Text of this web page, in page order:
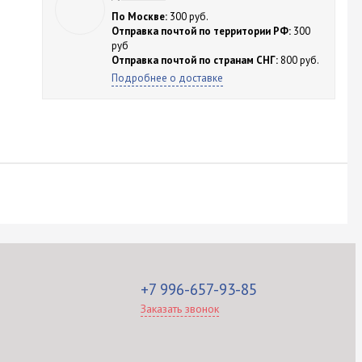
По Москве:300 руб.
Отправка почтой по территории РФ:300
руб
Отправка почтой по странам СНГ:800 руб.
Подробнее о доставке
+7 996-657-93-85
Заказать звонок